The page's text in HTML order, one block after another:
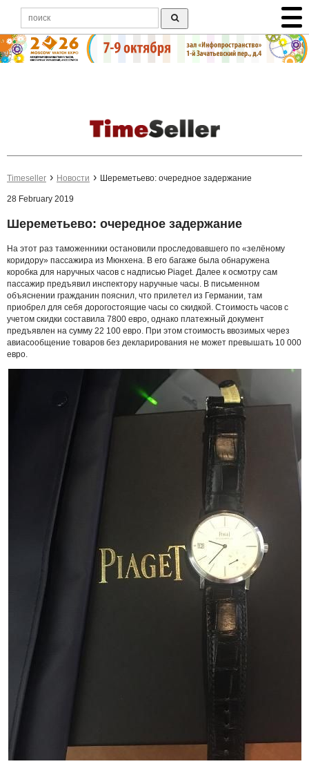
Timeseller Новости Шереметьево: очередное задержание
28 February 2019
Шереметьево: очередное задержание
На этот раз таможенники остановили проследовавшего по «зелёному
коридору» пассажира из Мюнхена. В его багаже была обнаружена
коробка для наручных часов с надписью Piaget. Далее к осмотру сам
пассажир предъявил инспектору наручные часы. В письменном
объяснении гражданин пояснил, что прилетел из Германии, там
приобрел для себя дорогостоящие часы со скидкой. Стоимость часов с
учетом скидки составила 7800 евро, однако платежный документ
предъявлен на сумму 22 100 евро. При этом стоимость ввозимых через
авиасообщение товаров без декларирования не может превышать 10 000
евро.